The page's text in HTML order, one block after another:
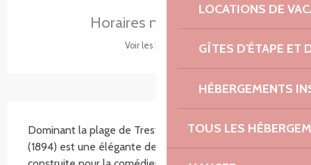
LOCATIONS DE
GÎTES D'ÉTAPE ET
HÉBERGEMENTS
TOUS LES
Horaires non définis
Voir les horaires
Dominant la plage de Trestrignel, la Villa Silencio
(1894) est une élégante demeure néo-médiévale